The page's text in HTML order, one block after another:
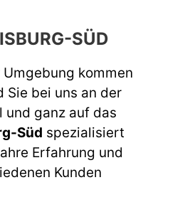
SÜD
kommen
Sie bei uns an der
und ganz auf das
Süd spezialisiert
Erfahrung und
Kunden